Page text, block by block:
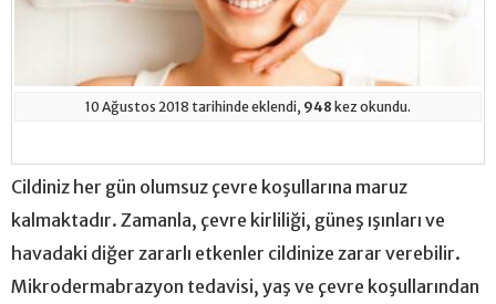
10 Ağustos 2018 tarihinde eklendi, 948 kez okundu.
Cildiniz her gün olumsuz çevre koşullarına maruz
kalmaktadır. Zamanla, çevre kirliliği, güneş ışınları ve
havadaki diğer zararlı etkenler cildinize zarar verebilir.
Mikrodermabrazyon tedavisi, yaş ve çevre koşullarından